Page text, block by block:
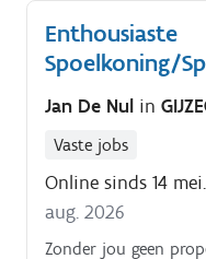
Enthousiaste
Spoelkoning/
Jan De Nul in
Vaste jobs
Online sinds 14
aug. 2026
Zonder jou geen